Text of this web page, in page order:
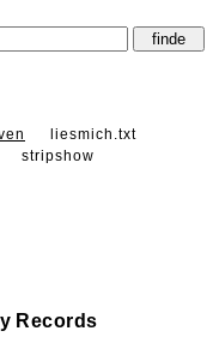
liesmich.txt
stripshow
Records